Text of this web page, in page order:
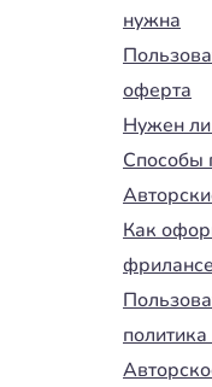
нужна
оферта
Нужен
Способы
Как